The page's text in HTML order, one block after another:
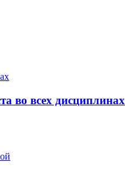
во всех дисциплинах